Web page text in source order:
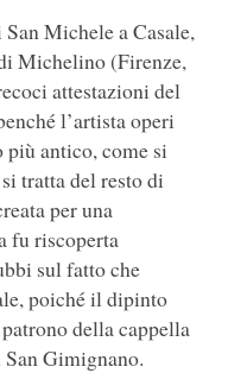
Michele a Casale,
Michelino (Firenze,
attestazioni del
l’artista operi
antico, come si
tratta del resto di
per una
fu riscoperta
sul fatto che
poiché il dipinto
della cappella
Gimignano.